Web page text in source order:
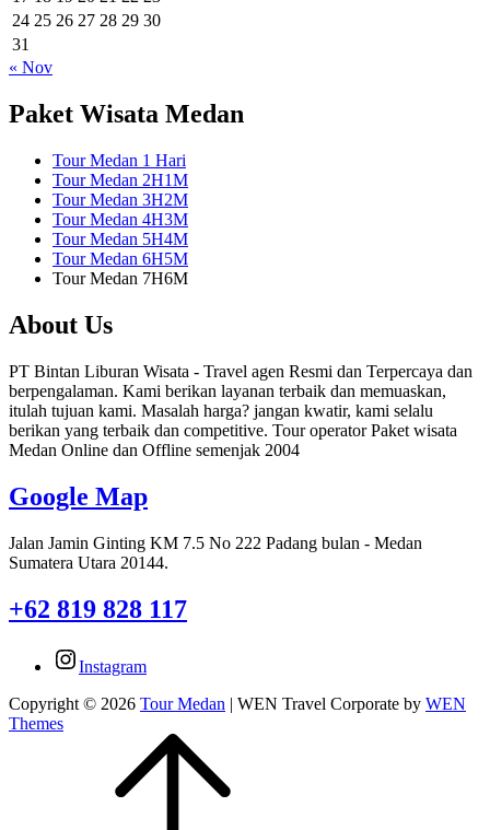
24 25 26 27 28 29 30
31
« Nov
Paket Wisata Medan
Tour Medan 1 Hari
Tour Medan 2H1M
Tour Medan 3H2M
Tour Medan 4H3M
Tour Medan 5H4M
Tour Medan 6H5M
Tour Medan 7H6M
About Us
PT Bintan Liburan Wisata - Travel agen Resmi dan Terpercaya dan
berpengalaman. Kami berikan layanan terbaik dan memuaskan,
itulah tujuan kami. Masalah harga? jangan kwatir, kami selalu
berikan yang terbaik dan competitive. Tour operator Paket wisata
Medan Online dan Offline semenjak 2004
Google Map
Jalan Jamin Ginting KM 7.5 No 222 Padang bulan - Medan
Sumatera Utara 20144.
+62 819 828 117
Instagram
Copyright © 2026 Tour Medan | WEN Travel Corporate by WEN
Themes